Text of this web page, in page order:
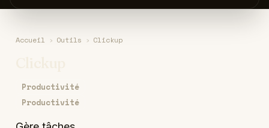
Accueil › Outils › Clickup
Productivité
Productivité